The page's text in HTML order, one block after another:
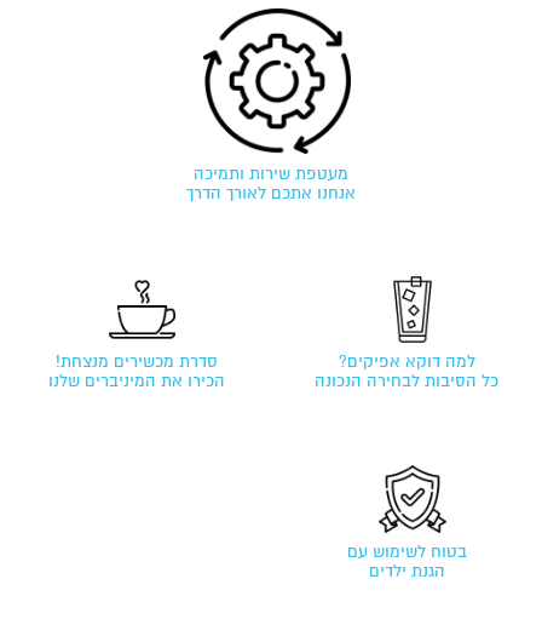
מעטפת שירות ותמיכה
אנחנו אתכם לאורך הדרך
למה דוקא אפיקים?
כל הסיבות לבחירה הנכונה
סדרת מכשירים מנצחת!
הכירו את המיניברים שלנו
בטוח לשימוש עם
הגנת ילדים